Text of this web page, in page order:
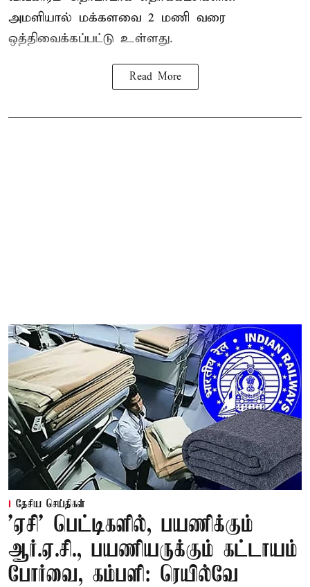
அமளியால் மக்களவை 2 மணி வரை
ஒத்திவைக்கப்பட்டு உள்ளது.
Read More
தேசிய செய்திகள்
'ஏசி' பெட்டிகளில், பயணிக்கும்
ஆர்.ஏ.சி., பயணியருக்கும் கட்டாயம்
போர்வை, கம்பளி: ரெயில்வே